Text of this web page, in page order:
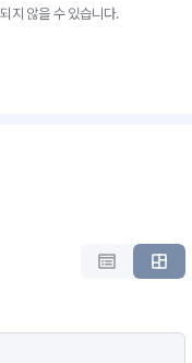
지 않을 수 있습니다.